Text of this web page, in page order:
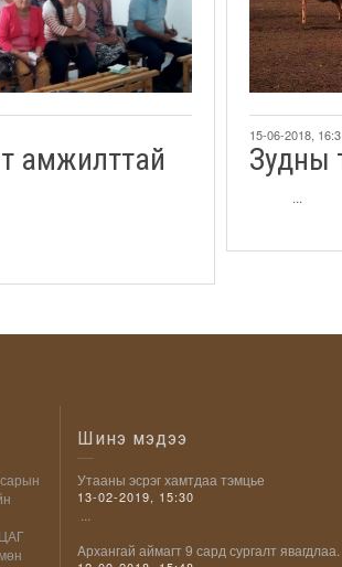
амжилттай
15-06-2018,
Зудны
...
Шинэ мэдээ
Утааны эсрэг хамтдаа тэмцье
13-02-2019, 15:30
...
Aрхангай аймагт 9 сард сургалт явагдлаа.